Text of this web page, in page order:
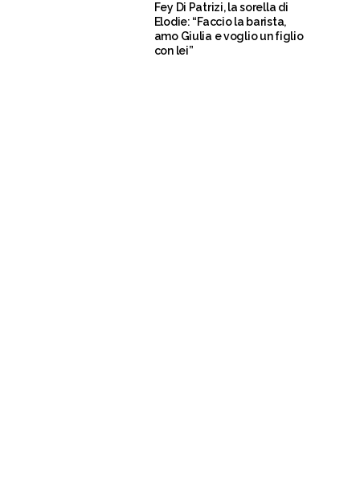
Fey Di Patrizi, la sorella di
Elodie: “Faccio la barista,
amo Giulia e voglio un figlio
con lei”